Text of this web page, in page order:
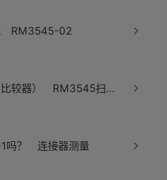
RM3545-02
器） RM3545扫描单元
吗？ 连接器测量